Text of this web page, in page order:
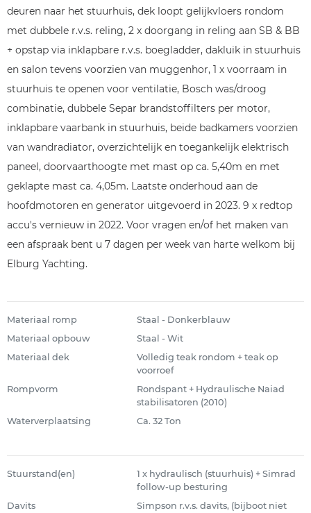
deuren naar het stuurhuis, dek loopt gelijkvloers rondom
met dubbele r.v.s. reling, 2 x doorgang in reling aan SB & BB
+ opstap via inklapbare r.v.s. boegladder, dakluik in stuurhuis
en salon tevens voorzien van muggenhor, 1 x voorraam in
stuurhuis te openen voor ventilatie, Bosch was/droog
combinatie, dubbele Separ brandstoffilters per motor,
inklapbare vaarbank in stuurhuis, beide badkamers voorzien
van wandradiator, overzichtelijk en toegankelijk elektrisch
paneel, doorvaarthoogte met mast op ca. 5,40m en met
geklapte mast ca. 4,05m. Laatste onderhoud aan de
hoofdmotoren en generator uitgevoerd in 2023. 9 x redtop
accu's vernieuw in 2022. Voor vragen en/of het maken van
een afspraak bent u 7 dagen per week van harte welkom bij
Elburg Yachting.
Materiaal romp
Staal - Donkerblauw
Materiaal opbouw
Staal - Wit
Materiaal dek
Volledig teak rondom + teak op
voorroef
Rompvorm
Rondspant + Hydraulische Naiad
stabilisatoren (2010)
Waterverplaatsing
Ca. 32 Ton
Stuurstand(en)
1 x hydraulisch (stuurhuis) + Simrad
follow-up besturing
Davits
Simpson r.v.s. davits, (bijboot niet